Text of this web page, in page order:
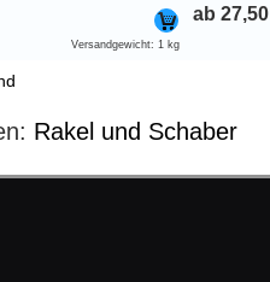
Versandgewicht: 1 kg
ab 27,50
Rakel und Schaber